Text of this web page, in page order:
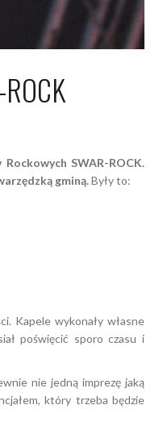
SWAR-ROCK.
gminą.Były to:
Kapele wykonały własne
poświęcić sporo czasu i
nie jedną imprezę jaką
który trzeba będzie